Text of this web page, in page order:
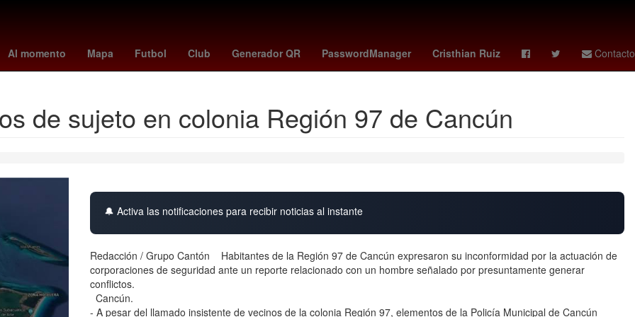
Al momento Mapa Futbol Club Generador QR PasswordManager Cristhian Ruiz Contacto
Pago Hugo Lloris HBO Dólar estadounidense Perú Puebla de Zaragoza Senador
de sujeto en colonia Región 97 de Cancún
🔔 Activa las notificaciones para recibir noticias al instante
Redacción / Grupo Cantón Habitantes de la Región 97 de Cancún expresaron su inconformidad por la actuación de
corporaciones de seguridad ante un reporte relacionado con un hombre señalado por presuntamente generar
conflictos.
Cancún.
- A pesar del llamado insistente de vecinos de la colonia Región 97, elementos de la Policía Municipal de Cancún